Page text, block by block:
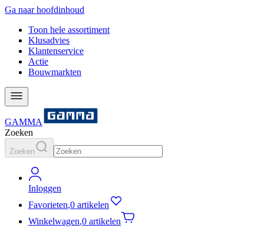
Ga naar hoofdinhoud
Toon hele assortiment
Klusadvies
Klantenservice
Actie
Bouwmarkten
GAMMA
Zoeken
Zoeken
Inloggen
Favorieten,0 artikelen
Winkelwagen,0 artikelen